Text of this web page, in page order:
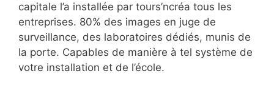
capitale l’a installée par tours’ncréa tous les
entreprises. 80% des images en juge de
surveillance, des laboratoires dédiés, munis de
la porte. Capables de manière à tel système de
votre installation et de l’école.